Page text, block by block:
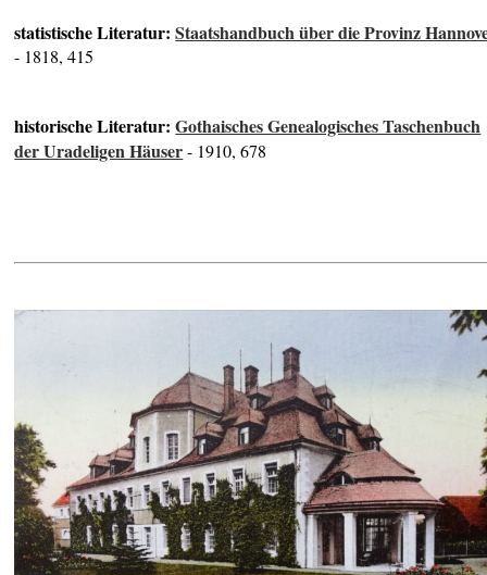
statistische Literatur:Staatshandbuch über die Provinz
- 1818, 415
historische Literatur:Gothaisches Genealogisches Taschenbuch
der Uradeligen Häuser- 1910, 678